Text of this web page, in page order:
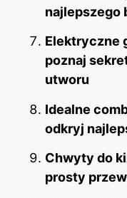
najlepszego
Elektryczne
poznaj
utworu
Idealne
odkryj
Chwyty do
prosty